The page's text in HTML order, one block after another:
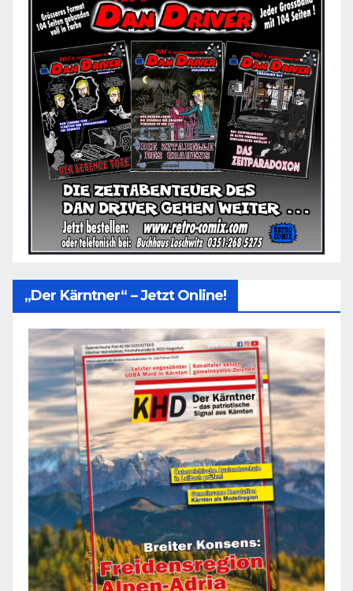
„Der Kärntner“ – Jetzt Online!